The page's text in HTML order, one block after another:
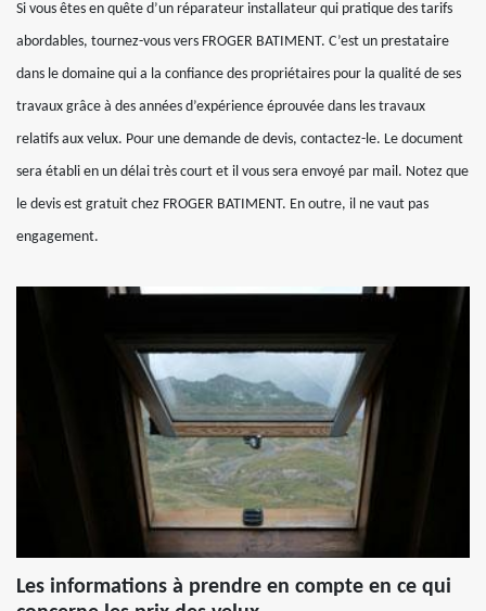
Si vous êtes en quête d’un réparateur installateur qui pratique des tarifs
abordables, tournez-vous vers FROGER BATIMENT. C’est un prestataire
dans le domaine qui a la confiance des propriétaires pour la qualité de ses
travaux grâce à des années d’expérience éprouvée dans les travaux
relatifs aux velux. Pour une demande de devis, contactez-le. Le document
sera établi en un délai très court et il vous sera envoyé par mail. Notez que
le devis est gratuit chez FROGER BATIMENT. En outre, il ne vaut pas
engagement.
Les informations à prendre en compte en ce qui